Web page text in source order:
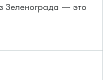
Зеленограда — это